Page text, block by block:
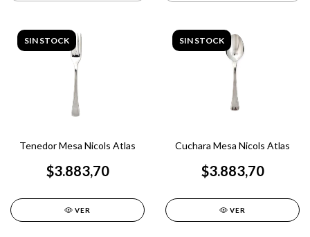
SIN STOCK
Tenedor Mesa Nicols Atlas
$3.883,70
VER
SIN STOCK
Cuchara Mesa Nicols Atlas
$3.883,70
VER